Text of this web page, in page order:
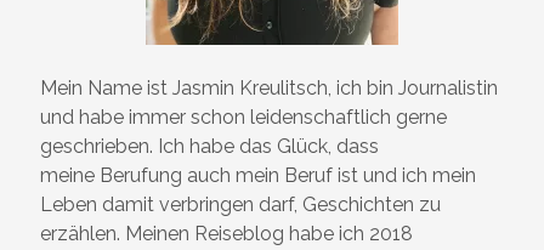
Mein Name ist Jasmin Kreulitsch, ich bin Journalistin
und habe immer schon leidenschaftlich gerne
geschrieben. Ich habe das Glück, dass
meine Berufung auch mein Beruf ist und ich mein
Leben damit verbringen darf, Geschichten zu
erzählen. Meinen Reiseblog habe ich 2018